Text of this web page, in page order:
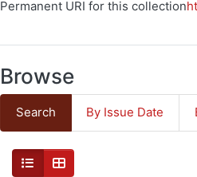
Permanent URI for this collection
Browse
Search By Issue Date